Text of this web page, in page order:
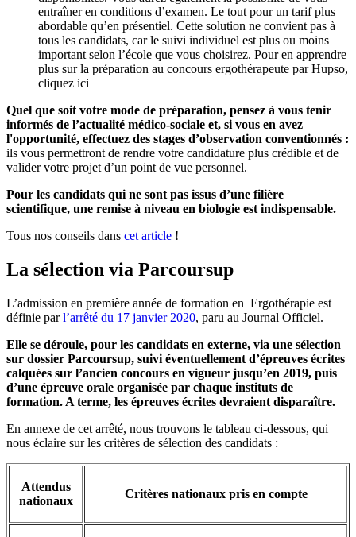
entraîner en conditions d’examen. Le tout pour un tarif plus
abordable qu’en présentiel. Cette solution ne convient pas à
tous les candidats, car le suivi individuel est plus ou moins
important selon l’école que vous choisirez. Pour en apprendre
plus sur la préparation au concours ergothérapeute par Hupso,
cliquez ici
Quel que soit votre mode de préparation, pensez à vous tenir
informés de l’actualité médico-sociale et, si vous en avez
l'opportunité, effectuez des stages d’observation conventionnés :
ils vous permettront de rendre votre candidature plus crédible et de
valider votre projet d’un point de vue personnel.
Pour les candidats qui ne sont pas issus d’une filière
scientifique, une remise à niveau en biologie est indispensable.
Tous nos conseils dans cet article !
La sélection via Parcoursup
L’admission en première année de formation en Ergothérapie est
définie parl’arrêté du 17 janvier 2020, paru au Journal Officiel.
Elle se déroule, pour les candidats en externe, via une sélection
sur dossier Parcoursup, suivi éventuellement d’épreuves écrites
calquées sur l’ancien concours en vigueur jusqu’en 2019, puis
d’une épreuve orale organisée par chaque instituts de
formation. A terme, les épreuves écrites devraient disparaître.
En annexe de cet arrêté, nous trouvons le tableau ci-dessous, qui
nous éclaire sur les critères de sélection des candidats :
Attendus
nationaux
Critères nationaux pris en compte